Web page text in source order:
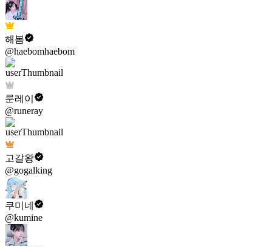
해봄
@haebomhaebom
룬레이
@runeray
고갈왕
@gogalking
쿠미네
@kumine